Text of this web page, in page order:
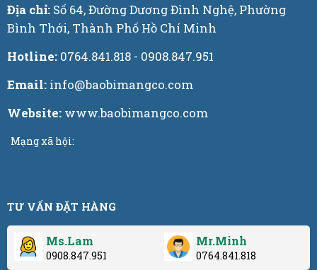
Địa chỉ: Số 64, Đường Dương Đình Nghệ, Phường
Bình Thới, Thành Phố Hồ Chí Minh
Hotline: 0764.841.818 - 0908.847.951
Email: info@baobimangco.com
Website: www.baobimangco.com
Mạng xã hội:
TƯ VẤN ĐẶT HÀNG
Ms.Lam
0908.847.951
Mr.Minh
0764.841.818